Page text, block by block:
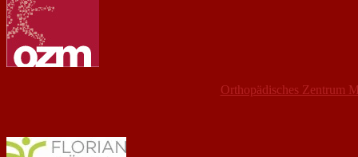
Orthopädisches Zentrum